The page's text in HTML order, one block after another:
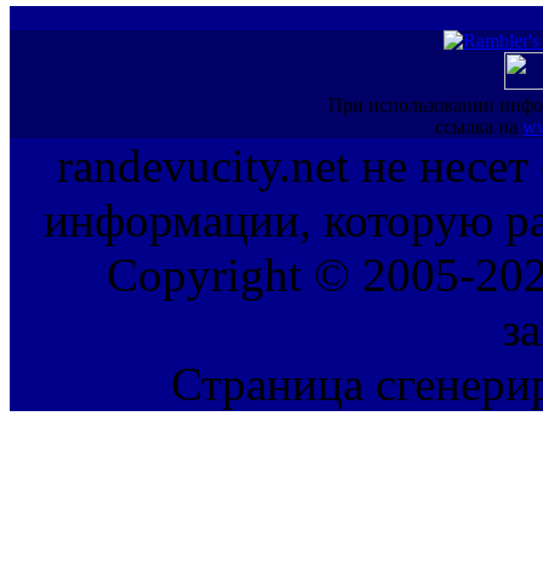
При использовании
ссылка на
randevucity.net не несет
информации, которую
Copyright © 2005-
Страница